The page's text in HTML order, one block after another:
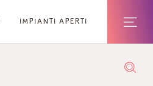
IMPIANTI APERTI